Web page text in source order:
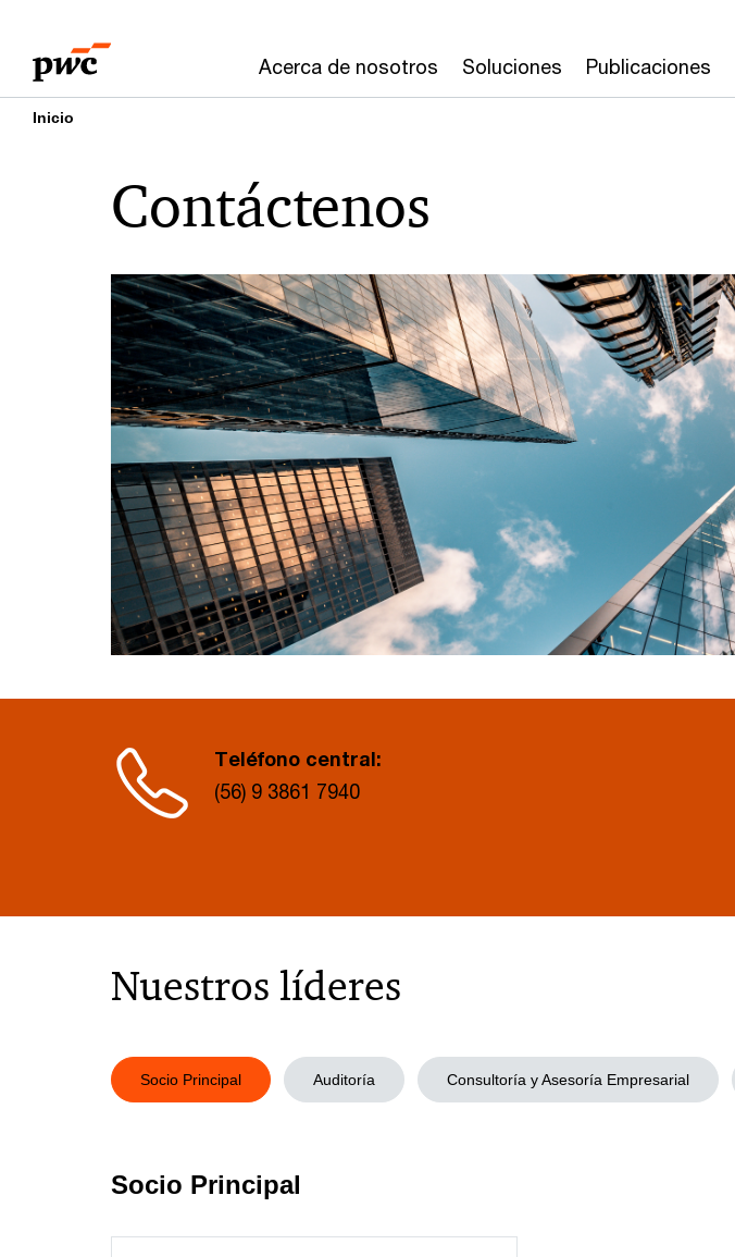
content
footer
Acerca de nosotros Soluciones Publicaciones
Inicio
Contáctenos
Teléfono central:
(56) 9 3861 7940
Nuestros líderes
Socio Principal Auditoría Consultoría y Asesoría Empresarial
Socio Principal